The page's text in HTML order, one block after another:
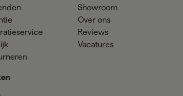
Showroom
Over ons
Reviews
Vacatures